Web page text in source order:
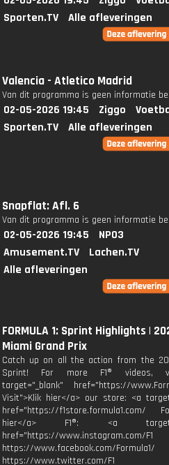
Sporten.TV
Alle afleveringen
Valencia - Atletico Madrid
Van dit programma is geen informatie
02-05-2026 19:45 Ziggo
Sporten.TV
Alle afleveringen
Snapflat: Afl. 6
Van dit programma is geen informatie
02-05-2026 19:45
NPO3
Amusement.TV
Lachen.TV
Alle afleveringen
FORMULA 1: Sprint Highlights |
Miami Grand Prix
Catch up on all the action from the
Sprint! For more F1® videos,
target="_blank" href="https://
Visit">Klik hier</a> our store: <a
href="https://f1store.formula1.com/
hier</a> F1®: <a
href="https://www.instagram.com/F1
https://www.facebook.com/Formula1/
https://www.twitter.com/F1